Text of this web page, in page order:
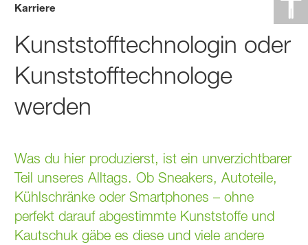
Karriere
Kunststofftechnologin oder
Kunststofftechnologe
werden
Was du hier produzierst, ist ein unverzichtbarer
Teil unseres Alltags. Ob Sneakers, Autoteile,
Kühlschränke oder Smartphones – ohne
perfekt darauf abgestimmte Kunststoffe und
Kautschuk gäbe es diese und viele andere